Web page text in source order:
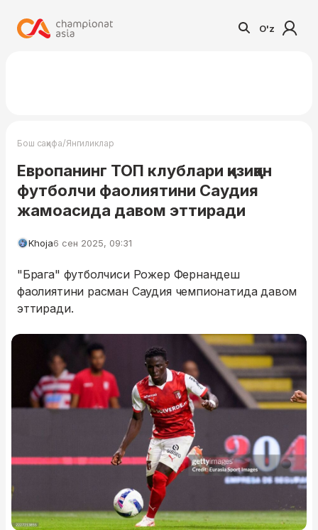
O'z
Бош саҳифа/Янгиликлар
Европанинг ТОП клублари қизиққан
футболчи фаолиятини Саудия
жамоасида давом эттиради
Khoja6 сен 2025, 09:31
"Брага" футболчиси Рожер Фернандеш
фаолиятини расман Саудия чемпионатида давом
эттиради.